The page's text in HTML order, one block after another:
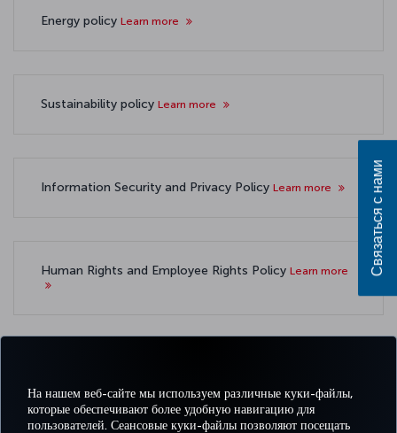
На нашем веб-сайте мы используем различные куки-файлы,
которые обеспечивают более удобную навигацию для
пользователей. Сеансовые куки-файлы позволяют посещать
Energy policy Learn more
Sustainability policy Learn more
Information Security and Privacy Policy Learn more
Human Rights and Employee Rights Policy Learn more Связаться с нами